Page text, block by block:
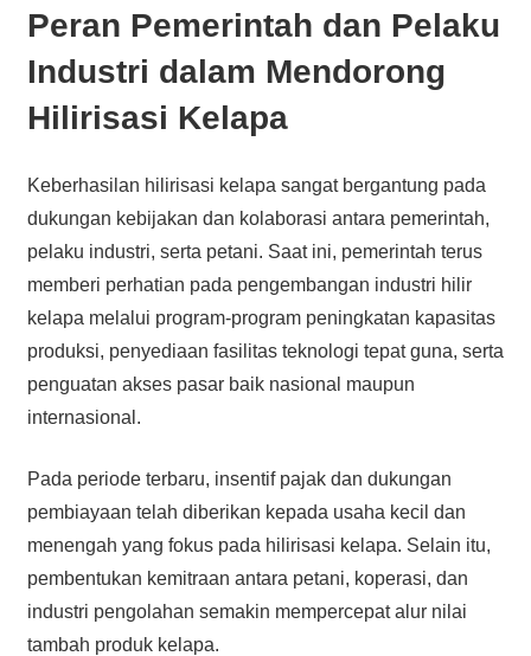
Peran Pemerintah dan Pelaku
Industri dalam Mendorong
Hilirisasi Kelapa
Keberhasilan hilirisasi kelapa sangat bergantung pada
dukungan kebijakan dan kolaborasi antara pemerintah,
pelaku industri, serta petani. Saat ini, pemerintah terus
memberi perhatian pada pengembangan industri hilir
kelapa melalui program-program peningkatan kapasitas
produksi, penyediaan fasilitas teknologi tepat guna, serta
penguatan akses pasar baik nasional maupun
internasional.
Pada periode terbaru, insentif pajak dan dukungan
pembiayaan telah diberikan kepada usaha kecil dan
menengah yang fokus pada hilirisasi kelapa. Selain itu,
pembentukan kemitraan antara petani, koperasi, dan
industri pengolahan semakin mempercepat alur nilai
tambah produk kelapa.